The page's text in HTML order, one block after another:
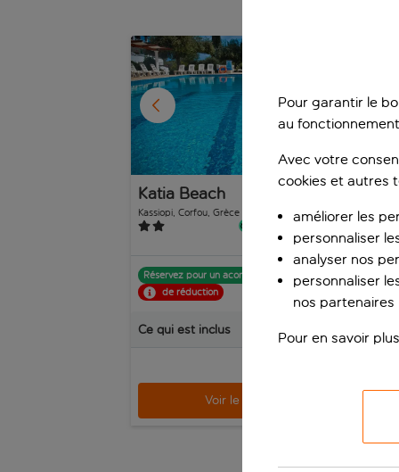
Katia Beach
Kassiopi, Corfou, Grèce
Réservez pour un acompte de p.p.
de réduction
Ce qui est inclus
Voir le séjour
Pour garantir le
au
Avec votre
cookies et autres
améliorer les
personnaliser
analyser nos
personnaliser
nos
Pour en savoir